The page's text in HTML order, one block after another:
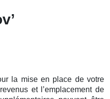
la mise en place de votre
et l’emplacement de